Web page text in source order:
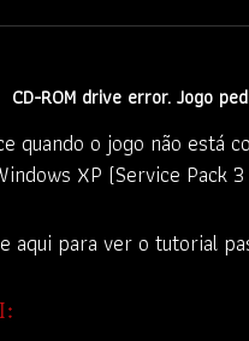
CD-ROM drive error. Jogo
quando o jogo não está
XP (Service Pack
aqui para ver o tutorial